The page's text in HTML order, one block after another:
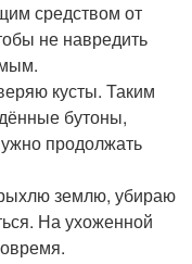
средством от
не навредить
кусты. Таким
бутоны,
продолжать
рыхлю землю, убираю
На ухоженной